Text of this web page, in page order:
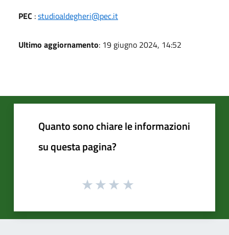
PEC :studioaldegheri@pec.it
Ultimo aggiornamento: 19 giugno 2024, 14:52
Quanto sono chiare le informazioni
su questa pagina?